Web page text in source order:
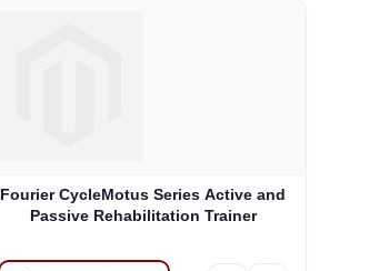
Fourier CycleMotus Series Active and
Passive Rehabilitation Trainer